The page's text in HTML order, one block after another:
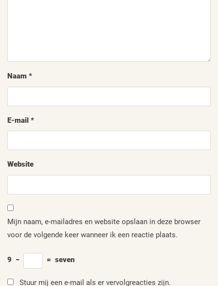
Naam *
E-mail *
Website
Mijn naam, e-mailadres en website opslaan in deze browser
voor de volgende keer wanneer ik een reactie plaats.
9 − = seven
Stuur mij een e-mail als er vervolgreacties zijn.